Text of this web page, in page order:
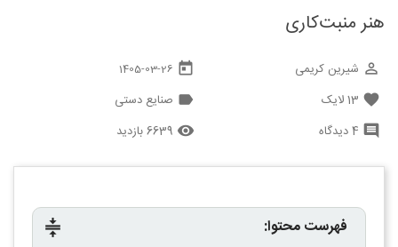
هنر منبت‌کاری
today
1405-03-26 perm_identity شیرین کریمی
label صنایع دستی favorite
13لایک
remove_red_eye 6639 بازدید comment 4 دیدگاه
compress فهرست محتوا: